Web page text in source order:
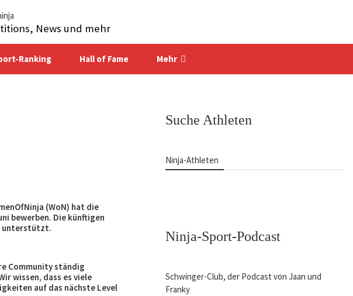
News und mehr
Ranking Hall of Fame Mehr
(WoN) hat die
bewerben. Die künftigen
unterstützt.
Community ständig
wissen, dass es viele
auf das nächste Level
Suche Athleten
Ninja-Athleten
Ninja-Sport-Podcast
Schwinger-Club, der Podcast von Jaan und
Franky